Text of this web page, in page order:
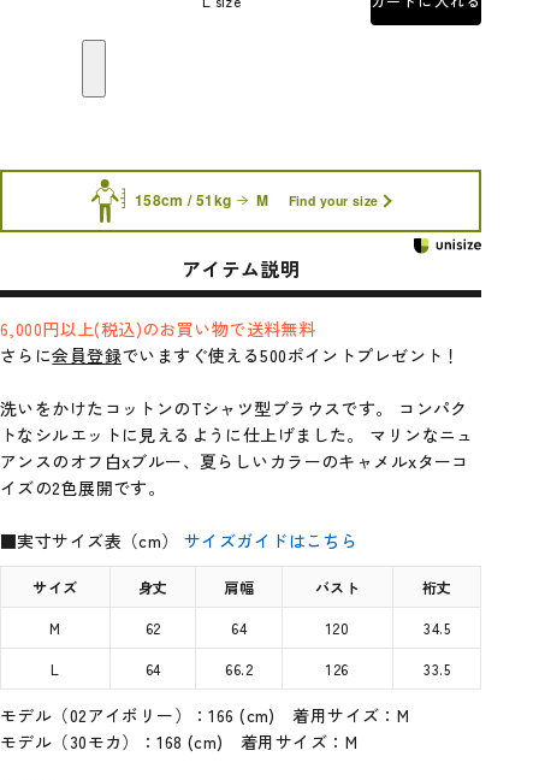
158cm / 51kg M Find your size
アイテム説明
6,000円以上(税込)のお買い物で送料無料
さらに会員登録でいますぐ使える500ポイントプレゼント！
洗いをかけたコットンのTシャツ型ブラウスです。 コンパク
トなシルエットに見えるように仕上げました。 マリンなニュ
アンスのオフ白xブルー、夏らしいカラーのキャメルxターコ
イズの2色展開です。
■実寸サイズ表（cm）サイズガイドはこちら
サイズ 身丈 肩幅 バスト
裄丈
M
62 64 120
34.5
L
64 66.2 126 33.5
モデル（02アイボリー）：166 (cm) 着用サイズ：M
モデル（30モカ）：168 (cm) 着用サイズ：M